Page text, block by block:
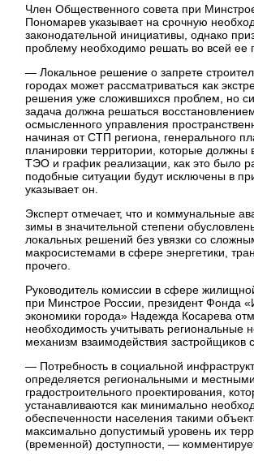
Член Общественного совета при
Пономарев указывает на срочную
законодательной инициативы, однако
проблему необходимо решать во всей ее
— Локальное решение о запрете
городах может рассматриваться как
решения уже сложившихся проблем, но
задача должна решаться
осмысленного управления
начиная от СТП региона, генерального
планировки территории, которые должны
ТЭО и график реализации, как это было
подобные ситуации будут исключены в
указывает он.
Эксперт отмечает, что и коммунальные
зимы в значительной степени
локальных решений без увязки со
макросистемами в сфере энергетики,
прочего.
Руководитель комиссии в сфере
при Минстрое России, президент Фонда
экономики города» Надежда Косарева
необходимость учитывать региональные
механизм взаимодействия застройщиков
— Потребность в социальной
определяется региональными и
градостроительного проектирования,
устанавливаются как минимально
обеспеченности населения такими
максимально допустимый уровень их
(временной) доступности, —